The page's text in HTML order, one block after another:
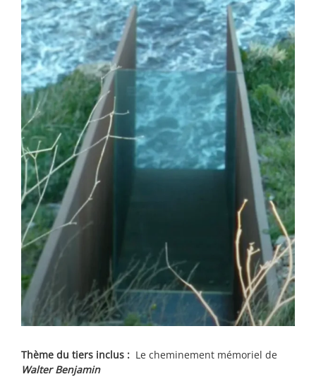
Thème du tiers inclus : Le cheminement mémoriel de
Walter Benjamin